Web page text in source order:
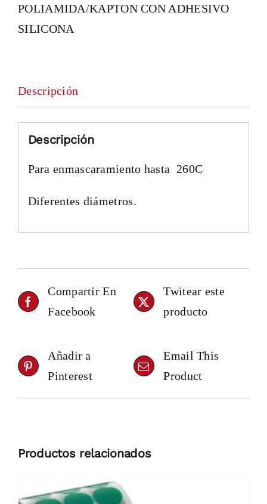
POLIAMIDA/KAPTON CON ADHESIVO
SILICONA
Descripción
Descripción
Para enmascaramiento hasta 260C
Diferentes diámetros.
Compartir En
Facebook
Twitear este
producto
Añadir a
Pinterest
Email This
Product
Productos relacionados